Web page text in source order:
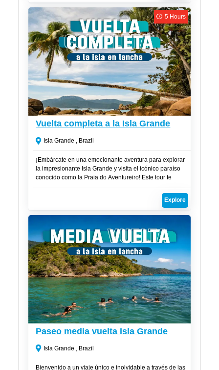
R$
5 Hours
Vuelta completa a la Isla Grande
Isla Grande , Brazil
¡Embárcate en una emocionante aventura para explorar
la impresionante Isla Grande y visita el icónico paraíso
conocido como la Praia do Aventureiro! Este tour te
llevará a algunos de los destinos más hermosos de la
Explore
R$200
Paseo media vuelta Isla Grande
Isla Grande , Brazil
Bienvenido a un viaje único e inolvidable a través de las